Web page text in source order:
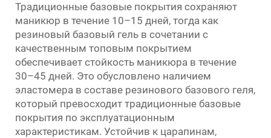
Традиционные базовые покрытия сохраняют
маникюр в течение 10–15 дней, тогда как
резиновый базовый гель в сочетании с
качественным топовым покрытием
обеспечивает стойкость маникюра в течение
30–45 дней. Это обусловлено наличием
эластомера в составе резинового базового геля,
который превосходит традиционные базовые
покрытия по эксплуатационным
характеристикам. Устойчив к царапинам,